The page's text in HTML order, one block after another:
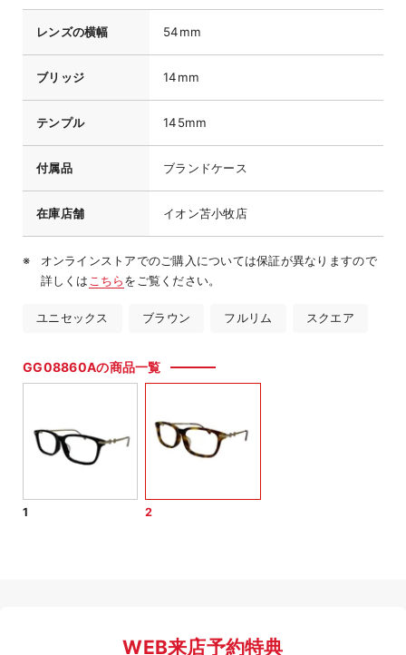
レンズの横幅 54mm
ブリッジ 14mm
テンプル 145mm
付属品 ブランドケース
在庫店舗 イオン苫小牧店
オンラインストアでのご購入については保証が異なりますので
詳しくは こちらをご覧ください。
ユニセックス ブラウン フルリム スクエア
GG08860Aの商品一覧
1 2
WEB来店予約特典